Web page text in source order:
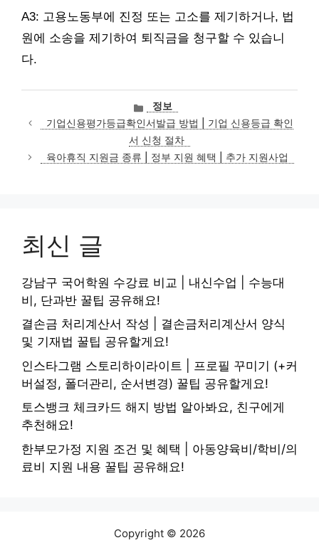
A3: 고용노동부에 진정 또는 고소를 제기하거나, 법
원에 소송을 제기하여 퇴직금을 청구할 수 있습니
다.
카
테
고
리
정보
기업신용평가등급확인서발급 방법 | 기업 신용등급 확인
서 신청 절차
육아휴직 지원금 종류 | 정부 지원 혜택 | 추가 지원사업
최신 글
강남구 국어학원 수강료 비교 | 내신수업 | 수능대
비, 단과반 꿀팁 공유해요!
결손금 처리계산서 작성 | 결손금처리계산서 양식
및 기재법 꿀팁 공유할게요!
인스타그램 스토리하이라이트 | 프로필 꾸미기 (+커
버설정, 폴더관리, 순서변경) 꿀팁 공유할게요!
토스뱅크 체크카드 해지 방법 알아봐요, 친구에게
추천해요!
한부모가정 지원 조건 및 혜택 | 아동양육비/학비/의
료비 지원 내용 꿀팁 공유해요!
Copyright © 2026